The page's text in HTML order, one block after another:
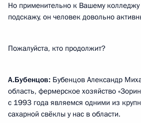
Но применительно к Вашему колледжу
подскажу, он человек довольно
Пожалуйста, кто продолжит?
А.Бубенцов: Бубенцов Александр
область, фермерское хозяйство
с 1993 года являемся одними из
сахарной свёклы у нас в области.